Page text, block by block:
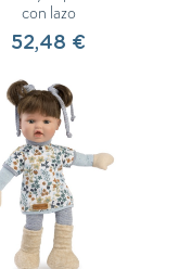
con lazo
52,48 €